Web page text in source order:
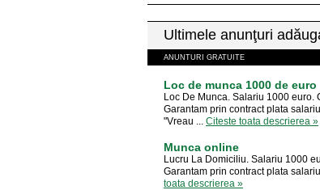
Ultimele anunţuri
ANUNTURI GRATUITE
Loc de munca 1000 de euro
Loc De Munca. Salariu 1000
Garantam prin contract plata
"Vreau ... Citeste toata descrierea »
Munca online
Lucru La Domiciliu. Salariu 1000
Garantam prin contract plata
toata descrierea »